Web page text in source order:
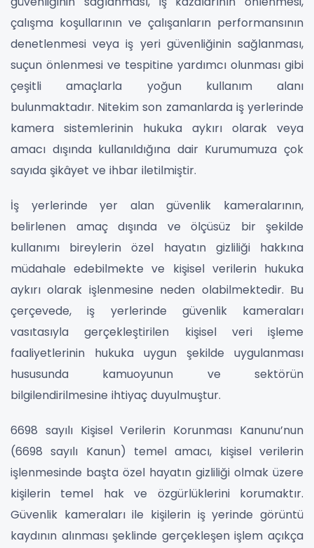
çalışma koşullarının ve çalışanların performansının
denetlenmesi veya iş yeri güvenliğinin sağlanması,
suçun önlenmesi ve tespitine yardımcı olunması gibi
çeşitli amaçlarla yoğun kullanım alanı
bulunmaktadır. Nitekim son zamanlarda iş yerlerinde
kamera sistemlerinin hukuka aykırı olarak veya
amacı dışında kullanıldığına dair Kurumumuza çok
sayıda şikâyet ve ihbar iletilmiştir.
İş yerlerinde yer alan güvenlik kameralarının,
belirlenen amaç dışında ve ölçüsüz bir şekilde
kullanımı bireylerin özel hayatın gizliliği hakkına
müdahale edebilmekte ve kişisel verilerin hukuka
aykırı olarak işlenmesine neden olabilmektedir. Bu
çerçevede, iş yerlerinde güvenlik kameraları
vasıtasıyla gerçekleştirilen kişisel veri işleme
faaliyetlerinin hukuka uygun şekilde uygulanması
hususunda kamuoyunun ve sektörün
bilgilendirilmesine ihtiyaç duyulmuştur.
6698 sayılı Kişisel Verilerin Korunması Kanunu’nun
(6698 sayılı Kanun) temel amacı, kişisel verilerin
işlenmesinde başta özel hayatın gizliliği olmak üzere
kişilerin temel hak ve özgürlüklerini korumaktır.
Güvenlik kameraları ile kişilerin iş yerinde görüntü
kaydının alınması şeklinde gerçekleşen işlem açıkça